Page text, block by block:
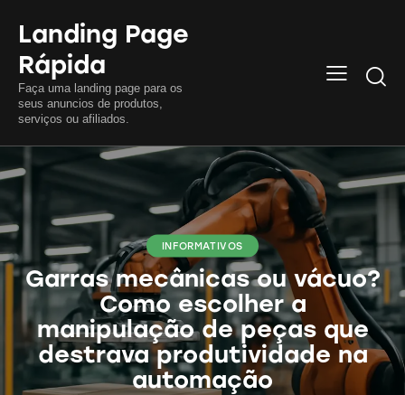
Landing Page
Rápida
Faça uma landing page para os
seus anuncios de produtos,
serviços ou afiliados.
INFORMATIVOS
Garras mecânicas ou vácuo?
Como escolher a
manipulação de peças que
destrava produtividade na
automação